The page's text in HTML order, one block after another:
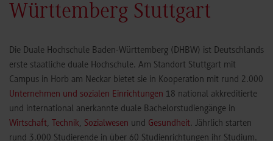
Württemberg Stuttgart
Die Duale Hochschule Baden-Württemberg (DHBW) ist Deutschlands
erste staatliche duale Hochschule. Am Standort Stuttgart mit
Campus in Horb am Neckar bietet sie in Kooperation mit rund 2.000
Unternehmen und sozialen Einrichtungen 18 national akkreditierte
und international anerkannte duale Bachelorstudiengänge in
Wirtschaft, Technik, Sozialwesen und Gesundheit. Jährlich starten
rund 3.000 Studierende in über 60 Studienrichtungen ihr Studium.